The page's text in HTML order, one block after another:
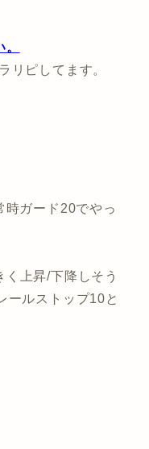
リピしてます。
時ガード20でやっ
上昇/下降しそう
ールストップ10と